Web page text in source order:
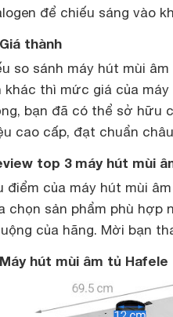
để chiếu sáng vào
thành
so sánh máy hút mùi
khác thì mức giá của
bạn đã có thể sở hữu
cao cấp, đạt chuẩn
top 3 máy hút mùi
điểm của máy hút mùi
chọn sản phẩm phù hợp
của hãng. Mời bạn
hút mùi âm tủ Hafele